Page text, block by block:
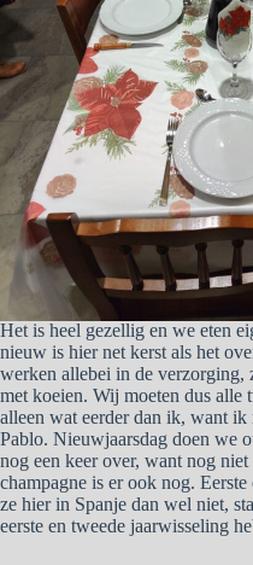
Het is heel gezellig en we eten
nieuw is hier net kerst als het
werken allebei in de verzorging,
met koeien. Wij moeten dus alle
alleen wat eerder dan ik, want ik
Pablo. Nieuwjaarsdag doen we
nog een keer over, want nog
champagne is er ook nog.
ze hier in Spanje dan wel niet,
eerste en tweede jaarwisseling